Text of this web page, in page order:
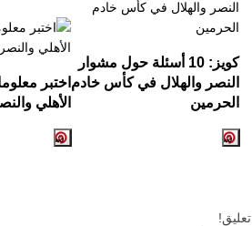
كويز: 10 أسئلة حول مشوار
النصر والهلال في كأس خادم
الحرمين
اختبر
الأهلي